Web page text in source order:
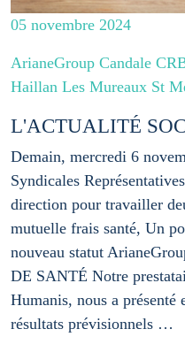
05 novembre 2024
ArianeGroup Candale
Haillan Les Mureaux St
L'ACTUALITÉ
Demain, mercredi 6
Syndicales
direction pour travailler
mutuelle frais santé, Un
nouveau statut
DE SANTÉ Notre
Humanis, nous a
résultats prévisionnels …